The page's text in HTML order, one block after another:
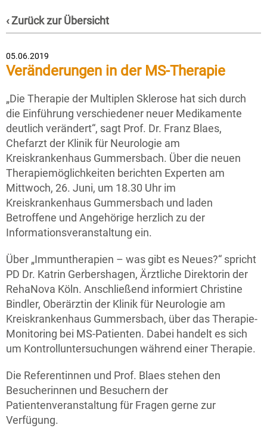
‹ Zurück zur Übersicht
05.06.2019
Veränderungen in der MS-Therapie
„Die Therapie der Multiplen Sklerose hat sich durch
die Einführung verschiedener neuer Medikamente
deutlich verändert“, sagt Prof. Dr. Franz Blaes,
Chefarzt der Klinik für Neurologie am
Kreiskrankenhaus Gummersbach. Über die neuen
Therapiemöglichkeiten berichten Experten am
Mittwoch, 26. Juni, um 18.30 Uhr im
Kreiskrankenhaus Gummersbach und laden
Betroffene und Angehörige herzlich zu der
Informationsveranstaltung ein.
Über „Immuntherapien – was gibt es Neues?“ spricht
PD Dr. Katrin Gerbershagen, Ärztliche Direktorin der
RehaNova Köln. Anschließend informiert Christine
Bindler, Oberärztin der Klinik für Neurologie am
Kreiskrankenhaus Gummersbach, über das Therapie-
Monitoring bei MS-Patienten. Dabei handelt es sich
um Kontrolluntersuchungen während einer Therapie.
Die Referentinnen und Prof. Blaes stehen den
Besucherinnen und Besuchern der
Patientenveranstaltung für Fragen gerne zur
Verfügung.